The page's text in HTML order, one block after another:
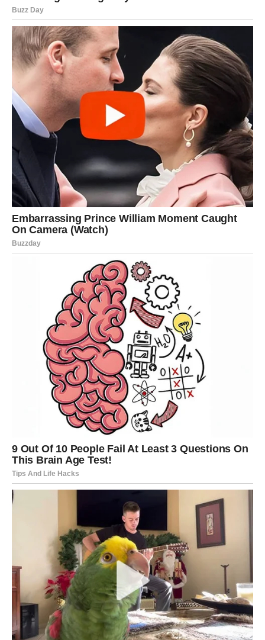
Vrijeme je da konačno odahnete. Pred vama je period u
kojem će se riješiti pitanje koje vas je dugo finansijski
opterećivalo. Moguća je isplata za ranije obavljen posao
ili povrat novca koji ste gotovo otpisali. Uspjet ćete
napraviti planove koji će vam donijeti veću sigurnost u
narednim mjesecima.
Lav
Poslovni uspjeh donosi vam i finansijsku korist. Vaš trud
bit će primijećen, a moguće su nagrade, bonus ili bolji
uslovi rada. Ako planirate ulaganje u vlastiti posao ili
dodatno usavršavanje, zvijezde pokazuju da će vam se ta
odluka višestruko isplatiti.
Djevica
Pred vama su dani u kojima ćete uspjeti bolje
organizovati svoje finansije. Iako neće biti spektakularnih
dobitaka, jedna poslovna prilika mogla bi označiti početak
mnogo stabilnijeg razdoblja. Ne donosite ishitrene odluke
kada su veći troškovi u pitanju.
Zvijezde vam donose veoma povoljan period za zaradu.
Moguć je uspješan poslovni dogovor ili završetak
procesa koji će vam donijeti značajan finansijski
napredak. Ako ste planirali veću kupovinu ili ulaganje,
uskoro ćete imati mnogo više razloga za optimizam.